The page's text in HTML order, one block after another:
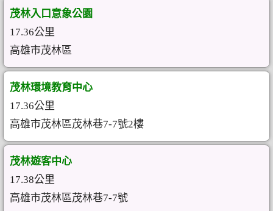
茂林入口意象公園
17.36公里
高雄市茂林區
茂林環境教育中心
17.36公里
高雄市茂林區茂林巷7-7號2樓
茂林遊客中心
17.38公里
高雄市茂林區茂林巷7-7號